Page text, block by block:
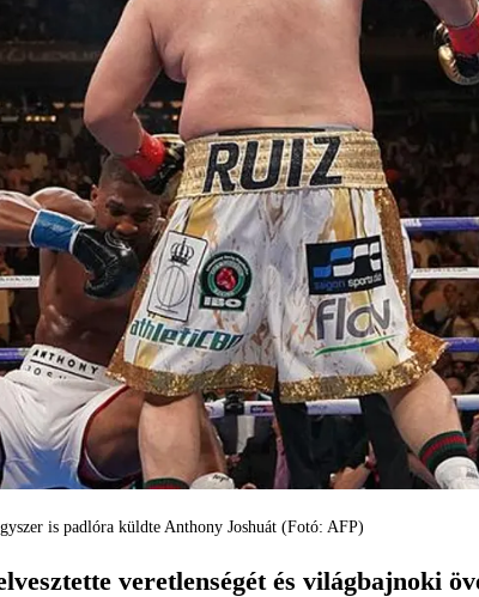
is padlóra küldte Anthony Joshuát (Fotó: AFP)
veretlenségét és világbajnoki